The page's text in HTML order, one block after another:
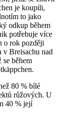
je koupili,
to jako
odkup během
potřebuje více
o rok později
v Breisachu nad
během
80 % bílé
růžových. U
40 % její